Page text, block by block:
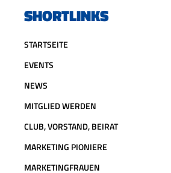
SHORTLINKS
STARTSEITE
EVENTS
NEWS
MITGLIED WERDEN
CLUB, VORSTAND, BEIRAT
MARKETING PIONIERE
MARKETINGFRAUEN